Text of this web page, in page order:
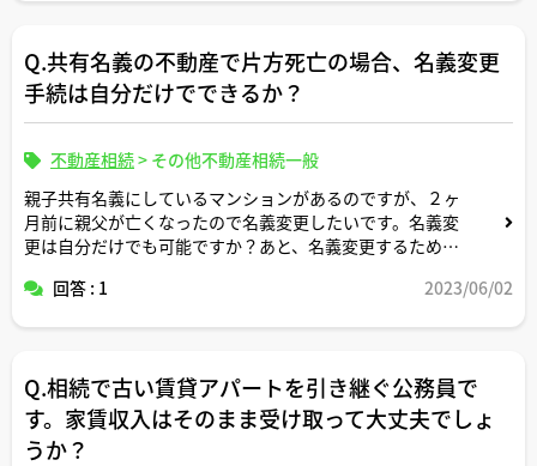
Q.共有名義の不動産で片方死亡の場合、名義変更
手続は自分だけでできるか？
不動産相続> その他不動産相続一般
親子共有名義にしているマンションがあるのですが、２ヶ
月前に親父が亡くなったので名義変更したいです。名義変
更は自分だけでも可能ですか？あと、名義変更するために
回答 : 1 2023/06/02
Q.相続で古い賃貸アパートを引き継ぐ公務員で
す。家賃収入はそのまま受け取って大丈夫でしょ
うか？